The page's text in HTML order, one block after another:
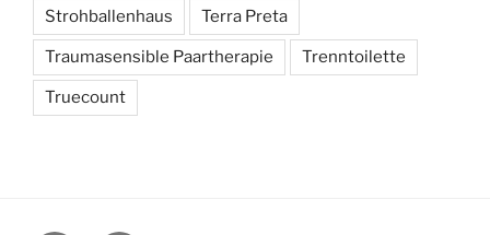
Strohballenhaus Terra Preta
Traumasensible Paartherapie Trenntoilette
Truecount